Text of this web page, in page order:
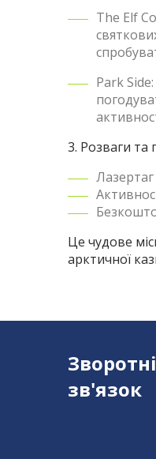
The Elf
Park
3. Розваги та
Це чудове
арктичної
зв'язок